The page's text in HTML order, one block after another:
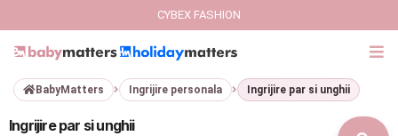
GIFT CARD
CYBEX FASHION
BabyMatters Ingrijire personala Ingrijire par si unghii
Ingrijire par si unghii